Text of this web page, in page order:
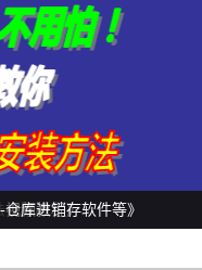
步骤》
视频教程》
库进销存软件等》